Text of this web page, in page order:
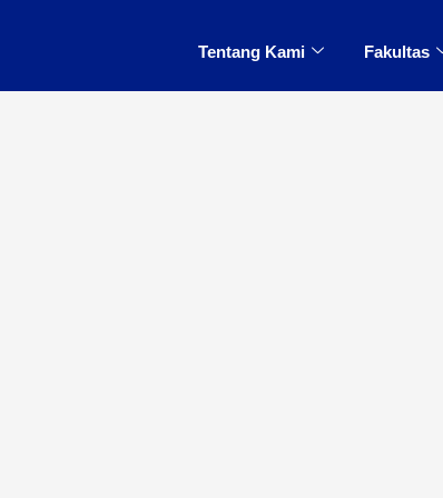
Tentang Kami Fakultas